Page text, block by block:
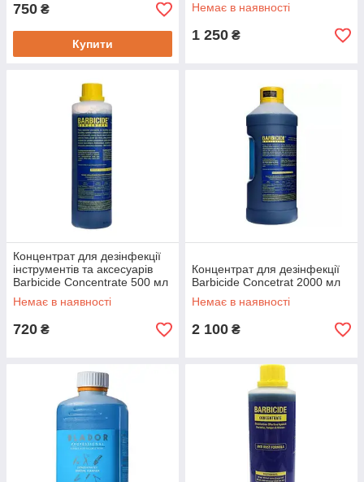
750 ₴
Купити
Немає в наявності
1 250 ₴
Концентрат для дезінфекції
інструментів та аксесуарів
Barbicide Concentrate 500 мл
Немає в наявності
720 ₴
Концентрат для дезінфекції
Barbicide Concetrat 2000 мл
Немає в наявності
2 100 ₴